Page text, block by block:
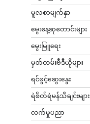
မူလစာမျက်နှာ
မွေးနေ့ဆုတောင်းများ
မွေးမြူရေး
မှတ်တမ်းဗီဒီယိုများ
ရင်ဖွင့်ဆွေးနွေး
ရဲစိတ်ရဲမန်သီချင်းများ
လက်မှုပညာ